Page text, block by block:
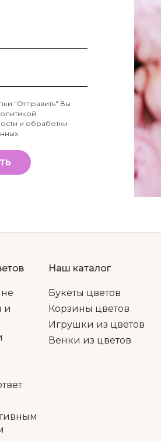
"Отправить" Вы
и обработки
и
Наш каталог
Букеты цветов
Корзины цветов
Игрушки из цветов
Венки из цветов